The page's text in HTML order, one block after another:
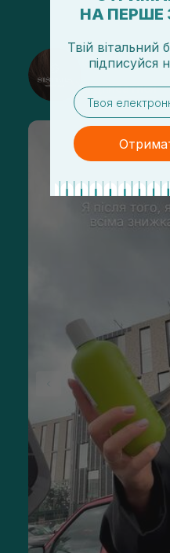
Підписатися
НА ПЕРШЕ
Твій
підписуйся
email